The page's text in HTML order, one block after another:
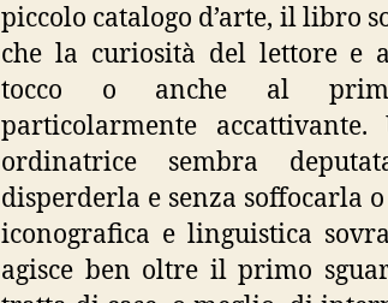
piccolo catalogo d’arte, il libro
che la curiosità del lettore e
tocco o anche al
particolarmente
ordinatrice sembra
disperderla e senza soffocarla
iconografica e linguistica
agisce ben oltre il primo